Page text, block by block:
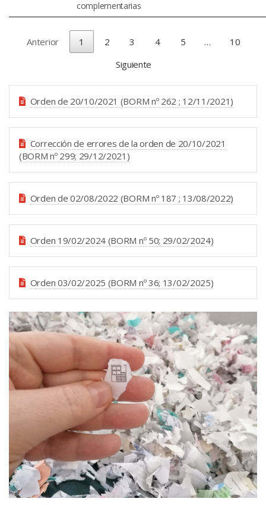
complementarias
Anterior 1 2 3 4 5 …
10
Siguiente
Orden de 20/10/2021 (BORM nº 262 ; 12/11/2021)
Corrección de errores de la orden de 20/10/2021
(BORM nº 299; 29/12/2021)
Orden de 02/08/2022 (BORM nº 187 ; 13/08/2022)
Orden 19/02/2024 (BORM nº 50; 29/02/2024)
Orden 03/02/2025 (BORM nº 36; 13/02/2025)